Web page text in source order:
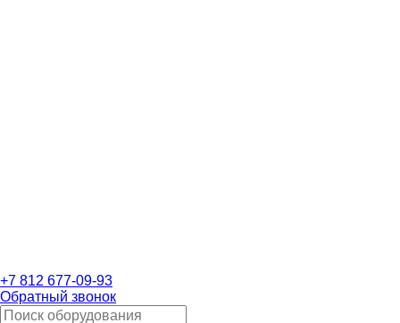
+7 812 677-09-93
Обратный звонок